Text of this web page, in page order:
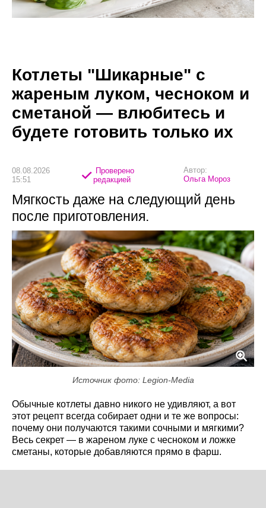
Котлеты "Шикарные" с
жареным луком, чесноком и
сметаной — влюбитесь и
будете готовить только их
08.08.2026
15:51
Проверено
редакцией
Автор:
Ольга Мороз
Мягкость даже на следующий день
после приготовления.
Источник фото: Legion-Media
Обычные котлеты давно никого не удивляют, а вот
этот рецепт всегда собирает одни и те же вопросы:
почему они получаются такими сочными и мягкими?
Весь секрет — в жареном луке с чесноком и ложке
сметаны, которые добавляются прямо в фарш.